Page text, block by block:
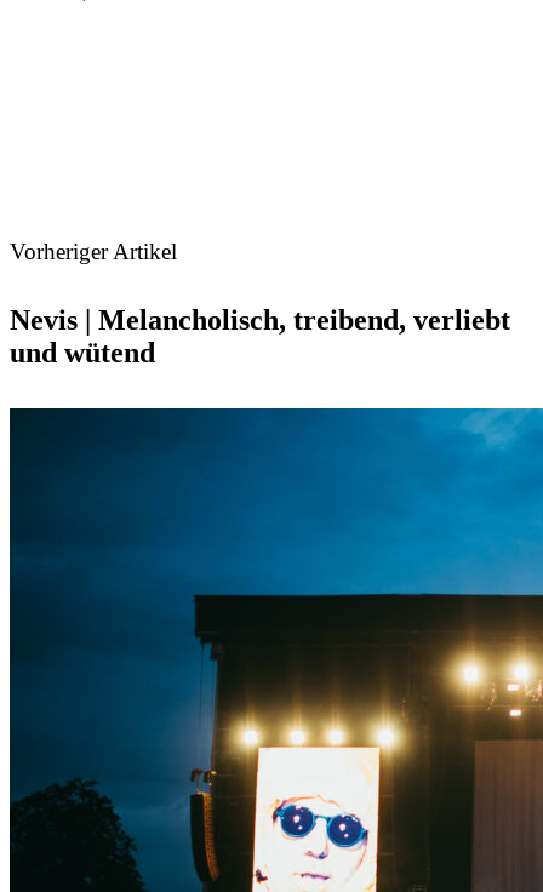
Vorheriger Artikel
Nevis | Melancholisch, treibend, verliebt
und wütend